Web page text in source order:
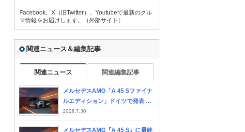
Facebook、X（旧Twitter）、Youtubeで最新のクル
マ情報をお届けします。（外部サイト）
関連ニュース＆編集記事
関連ニュース 関連編集記事
メルセデスAMG「A 45 Sファイナ
ルエディション」ドイツで発表 42
1馬力の最強4気筒エンジン搭載
2026.7.30
メルセデスAMG『A 45 S』に最終